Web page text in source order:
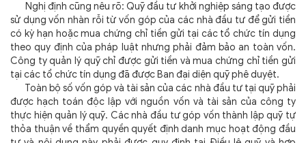
Nghị định cũng nêu rõ: Quỹ đầu tư khởi nghiệp sáng tạo được
sử dụng vốn nhàn rỗi từ vốn góp của các nhà đầu tư để gửi tiền
có kỳ hạn hoặc mua chứng chỉ tiền gửi tại các tổ chức tín dụng
theo quy định của pháp luật nhưng phải đảm bảo an toàn vốn.
Công ty quản lý quỹ chỉ được gửi tiền và mua chứng chỉ tiền gửi
tại các tổ chức tín dụng đã được Ban đại diện quỹ phê duyệt.
Toàn bộ số vốn góp và tài sản của các nhà đầu tư tại quỹ phải
được hạch toán độc lập với nguồn vốn và tài sản của công ty
thực hiện quản lý quỹ. Các nhà đầu tư góp vốn thành lập quỹ tự
thỏa thuận về thẩm quyền quyết định danh mục hoạt động đầu